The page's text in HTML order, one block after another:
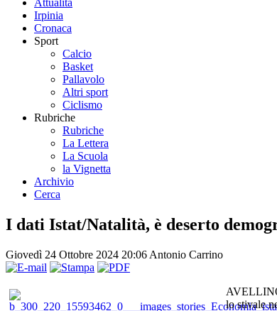
Irpinia
Cronaca
Sport
Calcio
Basket
Pallavolo
Altri sport
Ciclismo
Rubriche
Rubriche
La Lettera
La Scuola
la Vignetta
Archivio
Cerca
I dati Istat/Natalità, è deserto
Giovedì 24 Ottobre 2024 20:06 Antonio Carrino
lo stivale